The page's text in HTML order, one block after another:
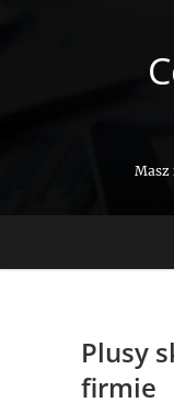
Masz
Plusy
firmie